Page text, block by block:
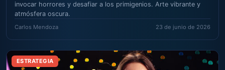
invocar horrores y desafiar a los primigenios. Arte vibrante y
atmósfera oscura.
Carlos Mendoza 23 de junio de 2026
ESTRATEGIA